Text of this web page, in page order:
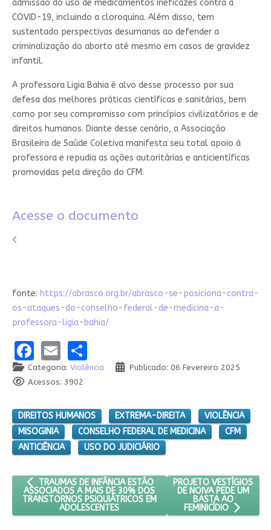
admissão do uso de medicamentos ineficazes contra a
COVID-19, incluindo a cloroquina. Além disso, tem
sustentado perspectivas desumanas ao defender a
criminalização do aborto até mesmo em casos de gravidez
infantil.
A professora Ligia Bahia é alvo desse processo por sua
defesa das melhores práticas científicas e sanitárias, bem
como por seu compromisso com princípios civilizatórios e de
direitos humanos. Diante desse cenário, a Associação
Brasileira de Saúde Coletiva manifesta seu total apoio à
professora e repudia as ações autoritárias e anticientíficas
promovidas pela direção do CFM.
Acesse o documento
fonte: https://abrasco.org.br/abrasco-se-posiciona-contra-
os-ataques-do-conselho-federal-de-medicina-a-
professora-ligia-bahia/
Facebook
EmailShare
Categoria: Violência
Publicado: 06 Fevereiro 2025
Acessos: 3902
DIREITOS HUMANOS EXTREMA-DIREITA
VIOLÊNCIA
MISOGINIA
CONSELHO FEDERAL DE MEDICINA
CFM
ANTICIÊNCIA
USO DO JUDICIÁRIO
ARTIGO ANTERIOR: TRAUMAS DE INFÂNCIA ESTÃO
TRAUMAS DE INFÂNCIA ESTÃO
ASSOCIADOS A MAIS DE 30% DOS
TRANSTORNOS PSIQUIÁTRICOS EM
ADOLESCENTES
PRÓXIMO ARTIGO:
PROJETO VESTÍGIOS
DE NOIVA PEDE UM
BASTA AO
FEMINICÍDIO